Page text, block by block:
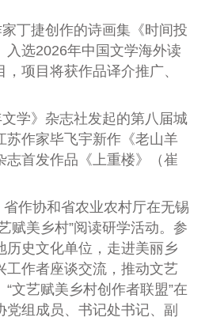
丁捷创作的诗画集《时间投
入选2026年中国文学海外读
项目将获作品译介推广、
学》杂志社发起的第八届城
苏作家毕飞宇新作《老山羊
志首发作品《上重楼》（崔
作协和省农业农村厅在无锡
赋美乡村”阅读研学活动。参
历史文化单位，走进美丽乡
工作者座谈交流，推动文艺
文艺赋美乡村创作者联盟”在
组成员、书记处书记、副